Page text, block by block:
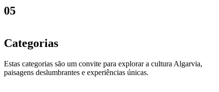
Categorias
Estas categorias são um convite para explorar a cultura Algarvia,
paisagens deslumbrantes e experiências únicas.
05